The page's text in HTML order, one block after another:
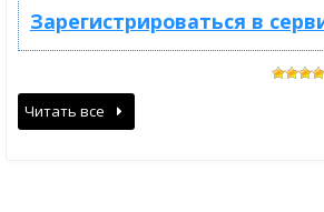
Зарегистрироваться в
Читать все